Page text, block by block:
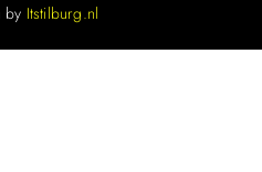
by Itstilburg.nl